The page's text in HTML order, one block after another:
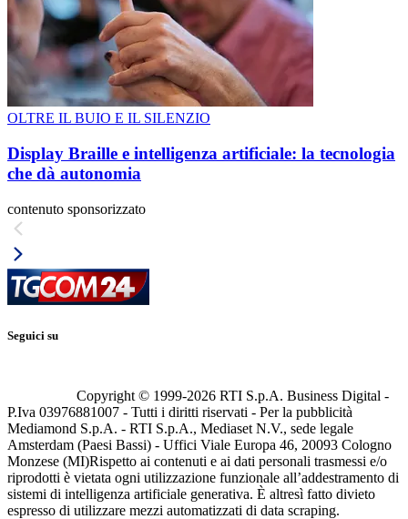
OLTRE IL BUIO E IL SILENZIO
Display Braille e intelligenza artificiale: la tecnologia
che dà autonomia
contenuto sponsorizzato
Seguici su
Copyright © 1999-2026 RTI S.p.A. Business Digital -
P.Iva 03976881007 - Tutti i diritti riservati - Per la pubblicità
Mediamond S.p.A. - RTI S.p.A., Mediaset N.V., sede legale
Amsterdam (Paesi Bassi) - Uffici Viale Europa 46, 20093 Cologno
Monzese (MI)Rispetto ai contenuti e ai dati personali trasmessi e/o
riprodotti è vietata ogni utilizzazione funzionale all’addestramento di
sistemi di intelligenza artificiale generativa. È altresì fatto divieto
espresso di utilizzare mezzi automatizzati di data scraping.